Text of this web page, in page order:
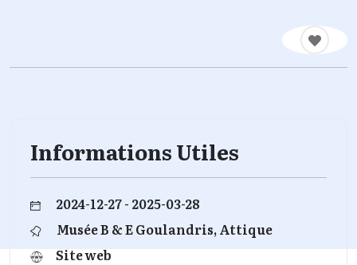
Informations Utiles
2024-12-27 - 2025-03-28
Musée B & E Goulandris, Attique
Site web